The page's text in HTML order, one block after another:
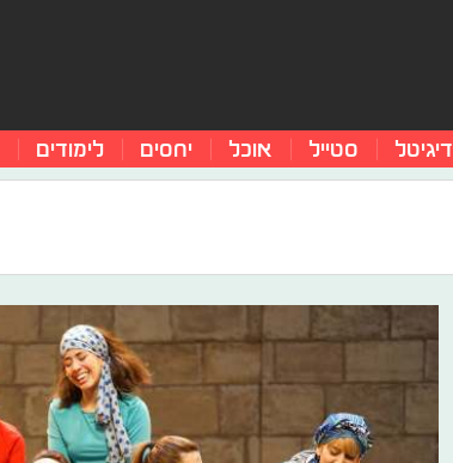
דיגיטל סטייל אוכל יחסים לימודים